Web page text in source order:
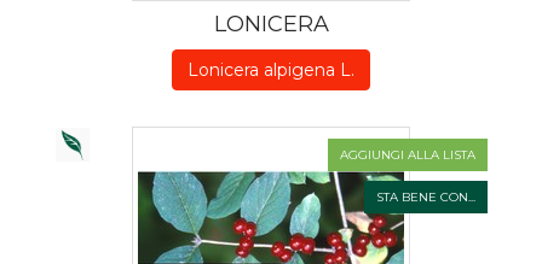
LONICERA
Lonicera alpigena L.
AGGIUNGI ALLA LISTA
STA BENE CON...